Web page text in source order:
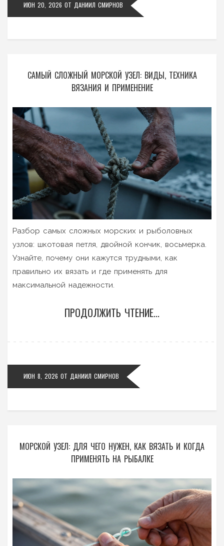
ИЮН 20, 2026 ОТ ДАНИИЛ СМИРНОВ
САМЫЙ СЛОЖНЫЙ МОРСКОЙ УЗЕЛ: ВИДЫ, ТЕХНИКА
ВЯЗАНИЯ И ПРИМЕНЕНИЕ
Разбор самых сложных морских и рыболовных
узлов: шкотовая петля, двойной кончик, восьмерка.
Узнайте, почему они кажутся трудными, как
правильно их вязать и где применять для
максимальной надежности.
ПРОДОЛЖИТЬ ЧТЕНИЕ...
ИЮН 8, 2026 ОТ ДАНИИЛ СМИРНОВ
МОРСКОЙ УЗЕЛ: ДЛЯ ЧЕГО НУЖЕН, КАК ВЯЗАТЬ И КОГДА
ПРИМЕНЯТЬ НА РЫБАЛКЕ